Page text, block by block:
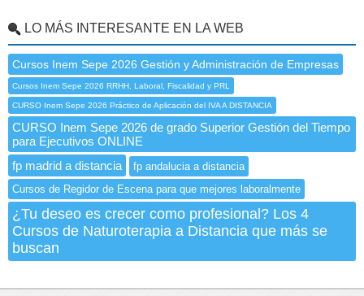
LO MÁS INTERESANTE EN LA WEB
Cursos Inem Sepe 2026 Gestión y Administración de Empresas
Cursos Inem Sepe 2026 RRHH, Laboral, Fiscalidad y PRL
CURSO Inem Sepe 2026 Práctico de Aplicación del IVA A DISTANCIA
CURSO Inem Sepe 2026 de grado Superior Gestión del Tiempo
para Ejecutivos ONLINE
fp madrid a distancia
fp andalucia a distancia
Cursos de Regidor de Escena para que mejores laboralmente
¿Tu deseo es crecer como profesional? Los 4
Cursos de Naturoterapia a Distancia que más se
buscan